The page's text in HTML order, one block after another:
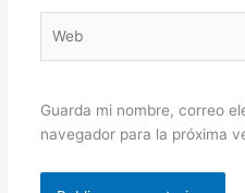
Guarda mi nombre, correo
navegador para la próxima